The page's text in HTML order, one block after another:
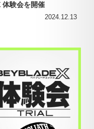
体験会を開催
2024.12.13